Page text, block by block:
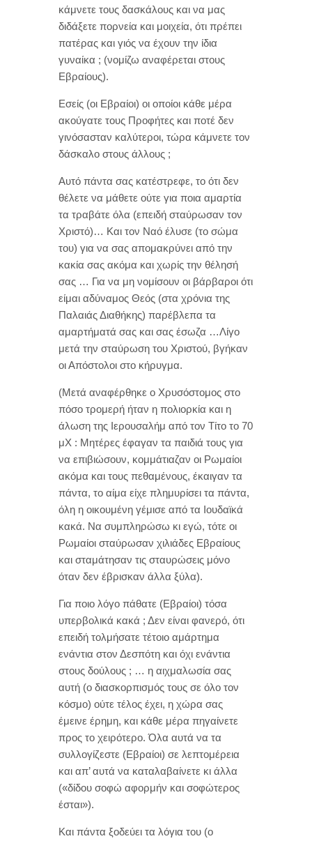
κάμνετε τους δασκάλους και να μας
διδάξετε πορνεία και μοιχεία, ότι πρέπει
πατέρας και γιός να έχουν την ίδια
γυναίκα ; (νομίζω αναφέρεται στους
Εβραίους).
Εσείς (οι Εβραίοι) οι οποίοι κάθε μέρα
ακούγατε τους Προφήτες και ποτέ δεν
γινόσασταν καλύτεροι, τώρα κάμνετε τον
δάσκαλο στους άλλους ;
Αυτό πάντα σας κατέστρεφε, το ότι δεν
θέλετε να μάθετε ούτε για ποια αμαρτία
τα τραβάτε όλα (επειδή σταύρωσαν τον
Χριστό)… Και τον Ναό έλυσε (το σώμα
του) για να σας απομακρύνει από την
κακία σας ακόμα και χωρίς την θέλησή
σας … Για να μη νομίσουν οι βάρβαροι ότι
είμαι αδύναμος Θεός (στα χρόνια της
Παλαιάς Διαθήκης) παρέβλεπα τα
αμαρτήματά σας και σας έσωζα …Λίγο
μετά την σταύρωση του Χριστού, βγήκαν
οι Απόστολοι στο κήρυγμα.
(Μετά αναφέρθηκε ο Χρυσόστομος στο
πόσο τρομερή ήταν η πολιορκία και η
άλωση της Ιερουσαλήμ από τον Τίτο το 70
μΧ : Μητέρες έφαγαν τα παιδιά τους για
να επιβιώσουν, κομμάτιαζαν οι Ρωμαίοι
ακόμα και τους πεθαμένους, έκαιγαν τα
πάντα, το αίμα είχε πλημυρίσει τα πάντα,
όλη η οικουμένη γέμισε από τα Ιουδαϊκά
κακά. Να συμπληρώσω κι εγώ, τότε οι
Ρωμαίοι σταύρωσαν χιλιάδες Εβραίους
και σταμάτησαν τις σταυρώσεις μόνο
όταν δεν έβρισκαν άλλα ξύλα).
Για ποιο λόγο πάθατε (Εβραίοι) τόσα
υπερβολικά κακά ; Δεν είναι φανερό, ότι
επειδή τολμήσατε τέτοιο αμάρτημα
ενάντια στον Δεσπότη και όχι ενάντια
στους δούλους ; … η αιχμαλωσία σας
αυτή (ο διασκορπισμός τους σε όλο τον
κόσμο) ούτε τέλος έχει, η χώρα σας
έμεινε έρημη, και κάθε μέρα πηγαίνετε
προς το χειρότερο. Όλα αυτά να τα
συλλογίζεστε (Εβραίοι) σε λεπτομέρεια
και απ’ αυτά να καταλαβαίνετε κι άλλα
(«δίδου σοφώ αφορμήν και σοφώτερος
έσται»).
Και πάντα ξοδεύει τα λόγια του (ο